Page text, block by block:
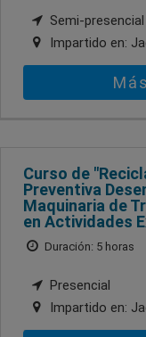
Semi-presencial
Impartido en:
Curso de
Preventiva
Maquinaria de
en Actividades
Duración: 5 horas
Presencial
Impartido en: